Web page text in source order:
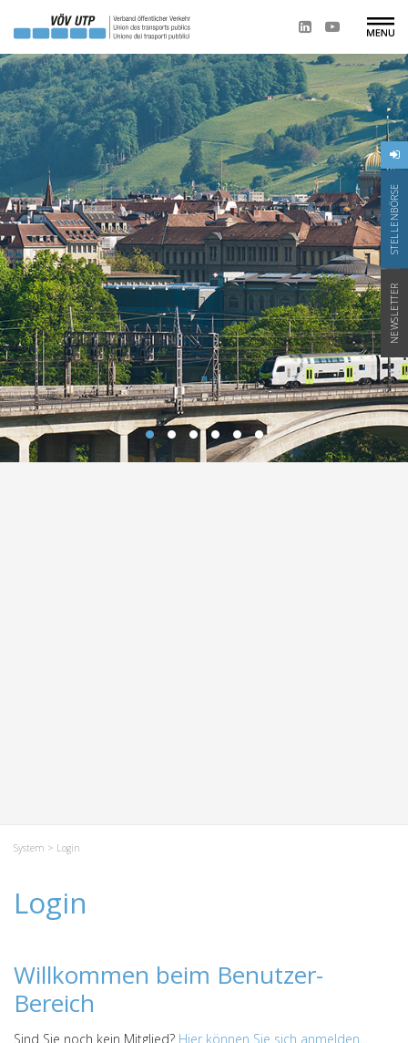
STELLENBÖRSE
NEWSLETTER
System > Login
Login
Willkommen beim Benutzer-
Bereich
Sind Sie noch kein Mitglied? Hier können Sie sich anmelden...